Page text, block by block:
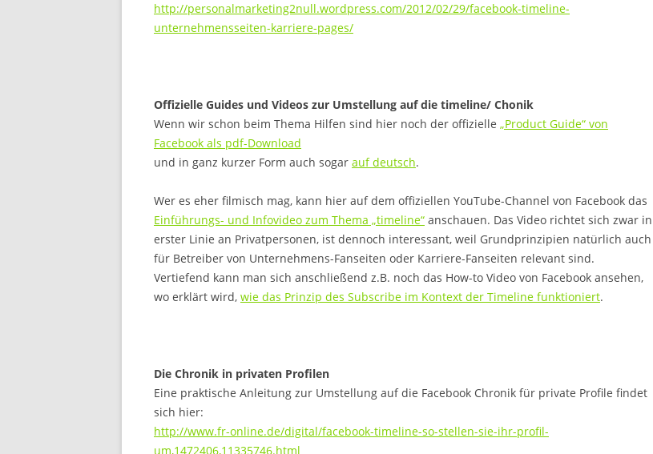
http://personalmarketing2null.wordpress.com/2012/02/29/facebook-timeline-
unternehmensseiten-karriere-pages/
Offizielle Guides und Videos zur Umstellung auf die timeline/ Chonik
Wenn wir schon beim Thema Hilfen sind hier noch der offizielle „Product Guide“ von
Facebook als pdf-Download
und in ganz kurzer Form auch sogar auf deutsch.
Wer es eher filmisch mag, kann hier auf dem offiziellen YouTube-Channel von Facebook das
Einführungs- und Infovideo zum Thema „timeline“ anschauen. Das Video richtet sich zwar in
erster Linie an Privatpersonen, ist dennoch interessant, weil Grundprinzipien natürlich auch
für Betreiber von Unternehmens-Fanseiten oder Karriere-Fanseiten relevant sind.
Vertiefend kann man sich anschließend z.B. noch das How-to Video von Facebook ansehen,
wo erklärt wird, wie das Prinzip des Subscribe im Kontext der Timeline funktioniert.
Die Chronik in privaten Profilen
Eine praktische Anleitung zur Umstellung auf die Facebook Chronik für private Profile findet
sich hier:
http://www.fr-online.de/digital/facebook-timeline-so-stellen-sie-ihr-profil-
um,1472406,11335746.html